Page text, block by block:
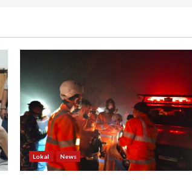
Lokal News